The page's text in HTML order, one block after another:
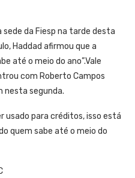
sede da Fiesp na tarde desta
Haddad afirmou que a
até o meio do ano”.Vale
com Roberto Campos
nesta segunda.
usado para créditos, isso está
quem sabe até o meio do